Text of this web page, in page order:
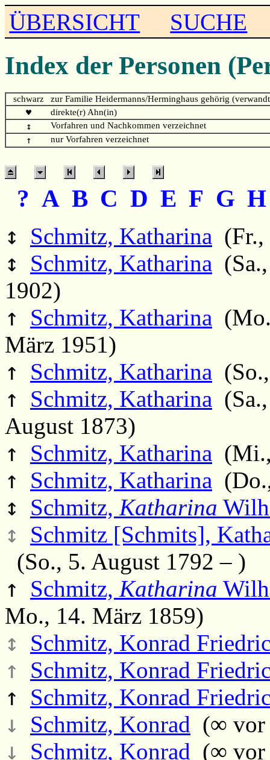
ÜBERSICHT SUCHE
Index der Personen
schwarz zur Familie Heidermanns/Herminghaus gehörig
♥ direkte(r) Ahn(in)
↕ Vorfahren und Nachkommen verzeichnet
↑ nur Vorfahren verzeichnet
? A B C D E F G
↕
Schmitz, Katharina
↕ Schmitz, Katharina
1902)
↑ Schmitz, Katharina
März 1951)
↑ Schmitz, Katharina
↑ Schmitz, Katharina
August 1873)
↑ Schmitz, Katharina
↑ Schmitz, Katharina
↕ Schmitz, Katharina
↕
Schmitz [Schmits],
(So., 5. August 1792 – )
↑ Schmitz, Katharina
Mo., 14. März 1859)
↕ Schmitz, Konrad
↑ Schmitz, Konrad
↑ Schmitz, Konrad
↓ Schmitz, Konrad (∞ vor
↓ Schmitz, Konrad (∞ vor